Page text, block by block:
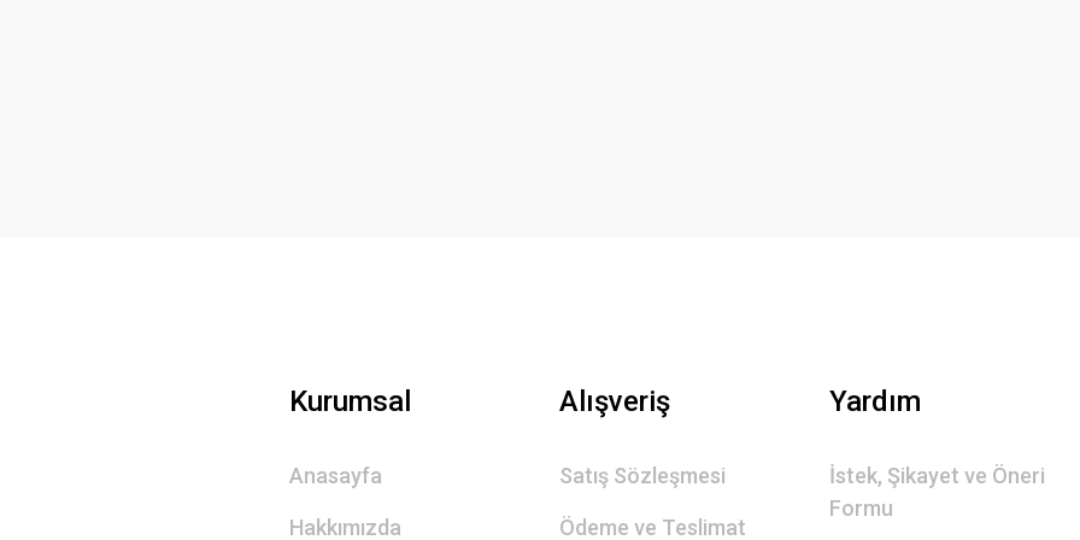
Kurumsal
Anasayfa
Hakkımızda
Alışveriş
Satış Sözleşmesi
Ödeme ve Teslimat
Yardım
İstek, Şikayet ve Öneri
Formu